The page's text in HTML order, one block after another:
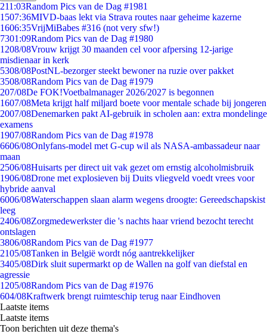
211:03Random Pics van de Dag #1981
1507:36MIVD-baas lekt via Strava routes naar geheime kazerne
1606:35VrijMiBabes #316 (not very sfw!)
7301:09Random Pics van de Dag #1980
1208/08Vrouw krijgt 30 maanden cel voor afpersing 12-jarige
misdienaar in kerk
5308/08PostNL-bezorger steekt bewoner na ruzie over pakket
3508/08Random Pics van de Dag #1979
207/08De FOK!Voetbalmanager 2026/2027 is begonnen
1607/08Meta krijgt half miljard boete voor mentale schade bij jongeren
2007/08Denemarken pakt AI-gebruik in scholen aan: extra mondelinge
examens
1907/08Random Pics van de Dag #1978
6606/08Onlyfans-model met G-cup wil als NASA-ambassadeur naar
maan
2506/08Huisarts per direct uit vak gezet om ernstig alcoholmisbruik
1906/08Drone met explosieven bij Duits vliegveld voedt vrees voor
hybride aanval
6006/08Waterschappen slaan alarm wegens droogte: Gereedschapskist
leeg
2406/08Zorgmedewerkster die 's nachts haar vriend bezocht terecht
ontslagen
3806/08Random Pics van de Dag #1977
2105/08Tanken in België wordt nóg aantrekkelijker
3405/08Dirk sluit supermarkt op de Wallen na golf van diefstal en
agressie
1205/08Random Pics van de Dag #1976
604/08Kraftwerk brengt ruimteschip terug naar Eindhoven
Laatste items
Laatste items
Toon berichten uit deze thema's